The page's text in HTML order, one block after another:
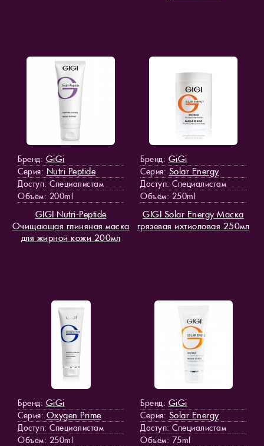
Бренд: GiGi
Серия: Nutri Peptide
Доступ: Специалистам
Объём: 200ml
GIGI Nutri-Peptide
Очищающая глиняная маска
для жирной кожи 200мл
Бренд: GiGi
Серия: Solar Energy
Доступ: Специалистам
Объём: 250ml
GIGI Solar Energy Маска
грязевая ихтиоловая 250мл
Бренд: GiGi
Серия: Oxygen Prime
Доступ: Специалистам
Объём: 250ml
Бренд: GiGi
Серия: Solar Energy
Доступ: Специалистам
Объём: 75ml